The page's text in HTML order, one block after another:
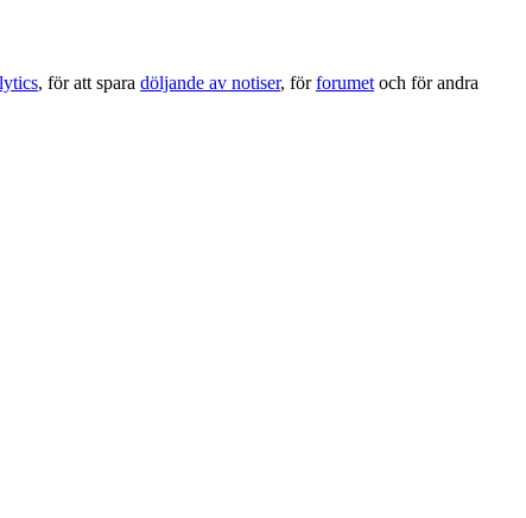
, för att spara döljande av notiser, förforumet och för andra